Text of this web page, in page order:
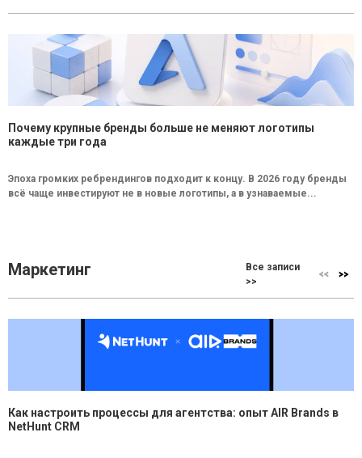
Почему крупные бренды больше не меняют логотипы
каждые три года
Эпоха громких ребрендингов подходит к концу. В 2026 году бренды
всё чаще инвестируют не в новые логотипы, а в узнаваемые...
Маркетинг
Все записи
>>
Как настроить процессы для агентства: опыт AIR Brands в
NetHunt CRM